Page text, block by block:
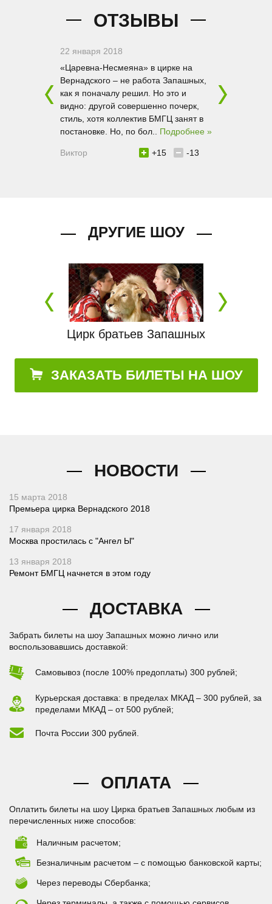
ОТЗЫВЫ
билетов. В
22 января 2018
«Царевна-Несмеяна» в цирке на
Вернадского – не работа Запашных,
как я поначалу решил. Но это и
видно: другой совершенно почерк,
стиль, хотя коллектив БМГЦ занят в
постановке. Но, по бол.. Подробнее »
+15 -13
Виктор
мои
уровня. Не
ДРУГИЕ ШОУ
Цирк братьев Запашных
ЗАКАЗАТЬ БИЛЕТЫ НА ШОУ
НОВОСТИ
15 марта 2018
Премьера цирка Вернадского 2018
17 января 2018
Москва простилась с "Ангел Ы"
13 января 2018
Ремонт БМГЦ начнется в этом году
ДОСТАВКА
Забрать билеты на шоу Запашных можно лично или
воспользовавшись доставкой:
Самовывоз (после 100% предоплаты) 300 рублей;
Курьерская доставка: в пределах МКАД – 300 рублей, за
пределами МКАД – от 500 рублей;
Почта России 300 рублей.
ОПЛАТА
Оплатить билеты на шоу Цирка братьев Запашных любым из
перечисленных ниже способов:
Наличным расчетом;
Безналичным расчетом – с помощью банковской карты;
Через переводы Сбербанка;